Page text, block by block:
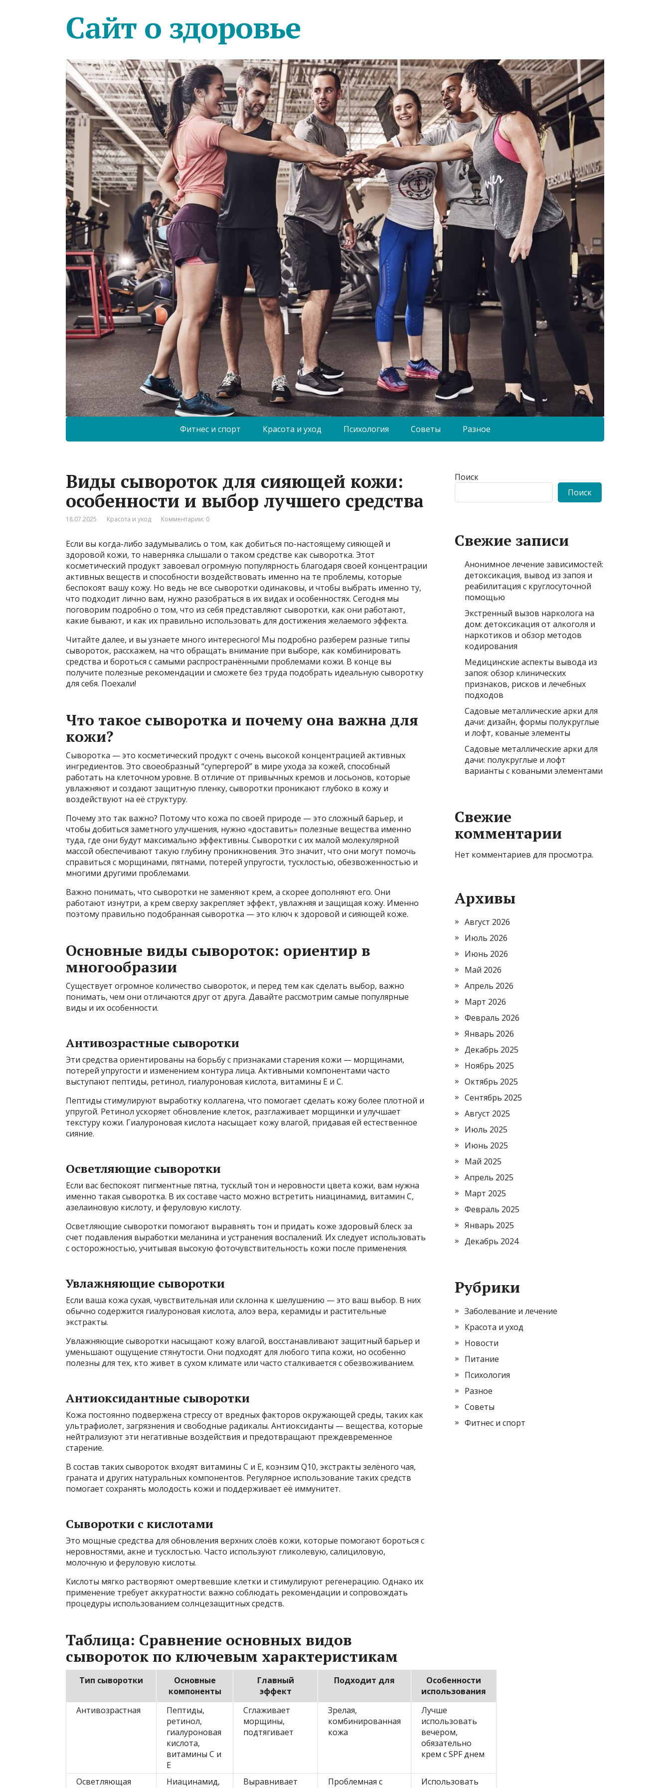
Сайт о здоровье
Фитнес и спорт Красота и уход Психология Советы Разное
Виды сывороток для сияющей кожи:
особенности и выбор лучшего средства
18.07.2025 Красота и уход Комментарии: 0
Если вы когда-либо задумывались о том, как добиться по-настоящему сияющей и
здоровой кожи, то наверняка слышали о таком средстве как сыворотка. Этот
косметический продукт завоевал огромную популярность благодаря своей концентрации
активных веществ и способности воздействовать именно на те проблемы, которые
беспокоят вашу кожу. Но ведь не все сыворотки одинаковы, и чтобы выбрать именно ту,
что подходит лично вам, нужно разобраться в их видах и особенностях. Сегодня мы
поговорим подробно о том, что из себя представляют сыворотки, как они работают,
какие бывают, и как их правильно использовать для достижения желаемого эффекта.
Читайте далее, и вы узнаете много интересного! Мы подробно разберем разные типы
сывороток, расскажем, на что обращать внимание при выборе, как комбинировать
средства и бороться с самыми распространёнными проблемами кожи. В конце вы
получите полезные рекомендации и сможете без труда подобрать идеальную сыворотку
для себя. Поехали!
Что такое сыворотка и почему она важна для
кожи?
Сыворотка — это косметический продукт с очень высокой концентрацией активных
ингредиентов. Это своеобразный “супергерой” в мире ухода за кожей, способный
работать на клеточном уровне. В отличие от привычных кремов и лосьонов, которые
увлажняют и создают защитную пленку, сыворотки проникают глубоко в кожу и
воздействуют на её структуру.
Почему это так важно? Потому что кожа по своей природе — это сложный барьер, и
чтобы добиться заметного улучшения, нужно «доставить» полезные вещества именно
туда, где они будут максимально эффективны. Сыворотки с их малой молекулярной
массой обеспечивают такую глубину проникновения. Это значит, что они могут помочь
справиться с морщинами, пятнами, потерей упругости, тусклостью, обезвоженностью и
многими другими проблемами.
Важно понимать, что сыворотки не заменяют крем, а скорее дополняют его. Они
работают изнутри, а крем сверху закрепляет эффект, увлажняя и защищая кожу. Именно
поэтому правильно подобранная сыворотка — это ключ к здоровой и сияющей коже.
Основные виды сывороток: ориентир в
многообразии
Существует огромное количество сывороток, и перед тем как сделать выбор, важно
понимать, чем они отличаются друг от друга. Давайте рассмотрим самые популярные
виды и их особенности.
Антивозрастные сыворотки
Эти средства ориентированы на борьбу с признаками старения кожи — морщинами,
потерей упругости и изменением контура лица. Активными компонентами часто
выступают пептиды, ретинол, гиалуроновая кислота, витамины E и C.
Пептиды стимулируют выработку коллагена, что помогает сделать кожу более плотной и
упругой. Ретинол ускоряет обновление клеток, разглаживает морщинки и улучшает
текстуру кожи. Гиалуроновая кислота насыщает кожу влагой, придавая ей естественное
сияние.
Осветляющие сыворотки
Если вас беспокоят пигментные пятна, тусклый тон и неровности цвета кожи, вам нужна
именно такая сыворотка. В их составе часто можно встретить ниацинамид, витамин C,
азелаиновую кислоту, и феруловую кислоту.
Осветляющие сыворотки помогают выравнять тон и придать коже здоровый блеск за
счет подавления выработки меланина и устранения воспалений. Их следует использовать
с осторожностью, учитывая высокую фоточувствительность кожи после применения.
Увлажняющие сыворотки
Если ваша кожа сухая, чувствительная или склонна к шелушению — это ваш выбор. В них
обычно содержится гиалуроновая кислота, алоэ вера, керамиды и растительные
экстракты.
Увлажняющие сыворотки насыщают кожу влагой, восстанавливают защитный барьер и
уменьшают ощущение стянутости. Они подходят для любого типа кожи, но особенно
полезны для тех, кто живет в сухом климате или часто сталкивается с обезвоживанием.
Антиоксидантные сыворотки
Кожа постоянно подвержена стрессу от вредных факторов окружающей среды, таких как
ультрафиолет, загрязнения и свободные радикалы. Антиоксиданты — вещества, которые
нейтрализуют эти негативные воздействия и предотвращают преждевременное
старение.
В состав таких сывороток входят витамины C и E, коэнзим Q10, экстракты зелёного чая,
граната и других натуральных компонентов. Регулярное использование таких средств
помогает сохранять молодость кожи и поддерживает её иммунитет.
Сыворотки с кислотами
Это мощные средства для обновления верхних слоёв кожи, которые помогают бороться с
неровностями, акне и тусклостью. Часто используют гликолевую, салициловую,
молочную и феруловую кислоты.
Кислоты мягко растворяют омертвевшие клетки и стимулируют регенерацию. Однако их
применение требует аккуратности: важно соблюдать рекомендации и сопровождать
процедуры использованием солнцезащитных средств.
Таблица: Сравнение основных видов
сывороток по ключевым характеристикам
Тип сыворотки
Основные
компоненты
Главный
эффект
Подходит для
Особенности
использования
Антивозрастная
Пептиды,
ретинол,
гиалуроновая
кислота,
витамины C и
E
Сглаживает
морщины,
подтягивает
Зрелая,
комбинированная
кожа
Лучше
использовать
вечером,
обязательно
крем с SPF днем
Осветляющая
Ниацинамид,
Выравнивает
Проблемная с
Использовать
Поиск
Поиск
Свежие записи
Анонимное лечение зависимостей:
детоксикация, вывод из запоя и
реабилитация с круглосуточной
помощью
Экстренный вызов нарколога на
дом: детоксикация от алкоголя и
наркотиков и обзор методов
кодирования
Медицинские аспекты вывода из
запоя: обзор клинических
признаков, рисков и лечебных
подходов
Садовые металлические арки для
дачи: дизайн, формы полукруглые
и лофт, кованые элементы
Садовые металлические арки для
дачи: полукруглые и лофт
варианты с коваными элементами
Свежие
комментарии
Нет комментариев для просмотра.
Архивы
Август 2026
Июль 2026
Июнь 2026
Май 2026
Апрель 2026
Март 2026
Февраль 2026
Январь 2026
Декабрь 2025
Ноябрь 2025
Октябрь 2025
Сентябрь 2025
Август 2025
Июль 2025
Июнь 2025
Май 2025
Апрель 2025
Март 2025
Февраль 2025
Январь 2025
Декабрь 2024
Рубрики
Заболевание и лечение
Красота и уход
Новости
Питание
Психология
Разное
Советы
Фитнес и спорт